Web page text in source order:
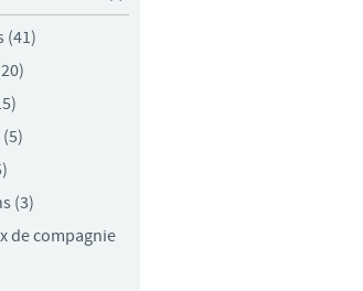
En
(41)
(3)
de compagnie